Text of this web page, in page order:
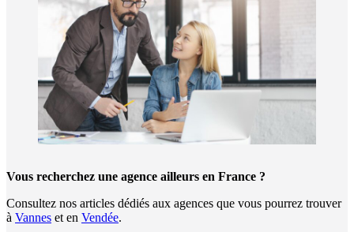
Vous recherchez une agence ailleurs en France ?
Consultez nos articles dédiés aux agences que vous pourrez trouver
à Vannes et en Vendée.